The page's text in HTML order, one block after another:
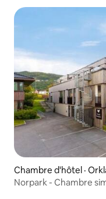
Chambre d'hôtel ·
Norpark - Chambre